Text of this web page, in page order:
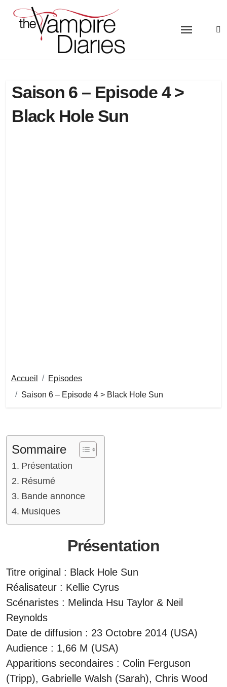
contenu
Saison 6 – Episode 4 >
Black Hole Sun
Accueil
Episodes
Saison 6 – Episode 4 > Black Hole Sun
Sommaire
Présentation
Résumé
Bande annonce
Musiques
Présentation
Titre original : Black Hole Sun
Réalisateur : Kellie Cyrus
Scénaristes : Melinda Hsu Taylor & Neil
Reynolds
Date de diffusion : 23 Octobre 2014 (USA)
Audience : 1,66 M (USA)
Apparitions secondaires : Colin Ferguson
(Tripp), Gabrielle Walsh (Sarah), Chris Wood